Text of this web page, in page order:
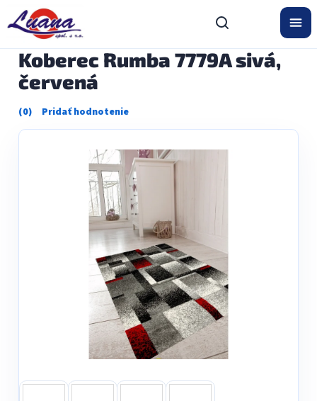
obsah
Koberec Rumba 7779A sivá,
červená
Priemerné
hodnotenie